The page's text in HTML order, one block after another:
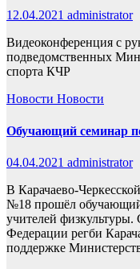
12.04.2021 administrator
Видеоконференция с
подведомственных
спорта КЧР
Новости Новости
Обучающий семинар
04.04.2021 administrator
В Карачаево-
№18 прошёл
учителей
Федерации регби
поддержке